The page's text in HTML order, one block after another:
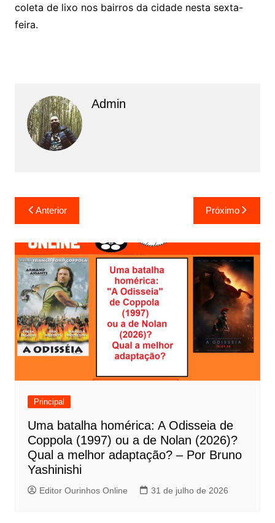
coleta de lixo nos bairros da cidade nesta sexta-
feira.
Admin
a
v
e
g
a
ç
ã
o
d
Anterior Próximo
Principal
Uma batalha homérica: A Odisseia de
Coppola (1997) ou a de Nolan (2026)?
Qual a melhor adaptação? – Por Bruno
Yashinishi
Editor Ourinhos Online 31 de julho de 2026